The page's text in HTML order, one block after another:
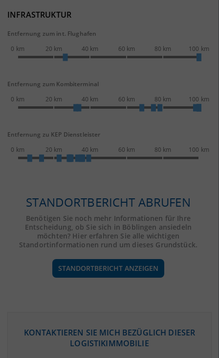
INFRASTRUKTUR
Entfernung zum int. Flughafen
0 km
20 km 40 km 60 km 80 km 100 km
Entfernung zum Kombiterminal
0 km
20 km 40 km 60 km 80 km 100 km
Entfernung zu KEP Dienstleister
0 km
20 km 40 km 60 km 80 km 100 km
STANDORTBERICHT ABRUFEN
Benötigen Sie noch mehr Informationen für Ihre
Entscheidung, ob Sie sich in Böblingen ansiedeln
möchten? Hier erfahren Sie alle wichtigen
Standortinformationen rund um dieses Grundstück.
STANDORTBERICHT ANZEIGEN
(STAND: 12/2019)
KONTAKTIEREN SIE MICH BEZÜGLICH DIESER
LOGISTIKIMMOBILIE